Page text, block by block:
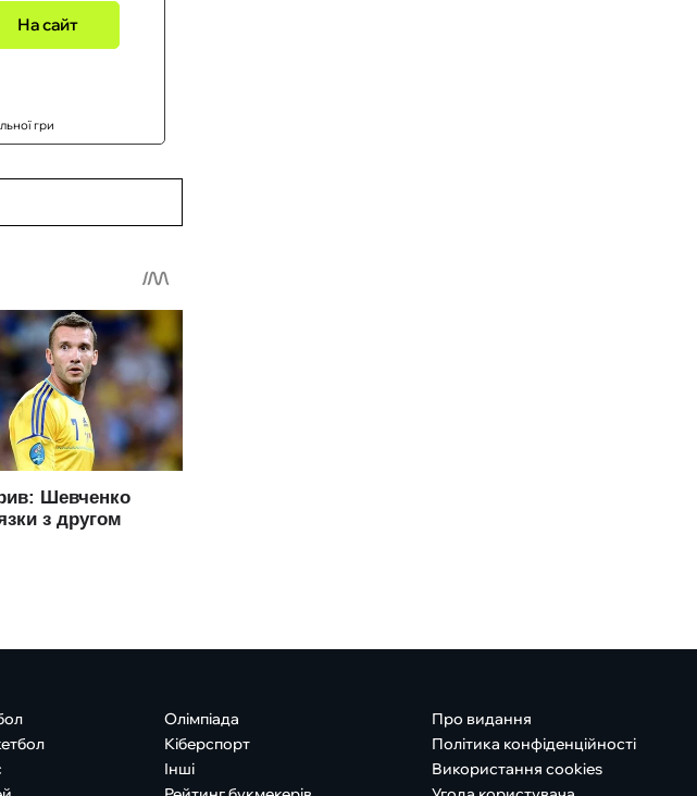
На сайт
гри
Олімпіада
Кіберспорт
Інші
Про видання
Політика конфіденційності
Використання cookies